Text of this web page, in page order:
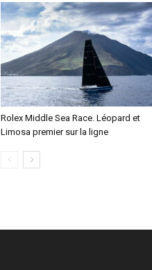
Rolex Middle Sea Race. Léopard et
Limosa premier sur la ligne